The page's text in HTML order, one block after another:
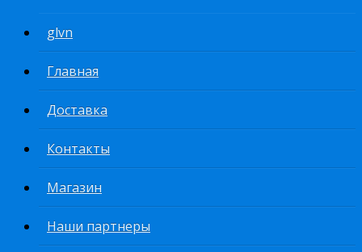
glvn
Главная
Доставка
Контакты
Магазин
Наши партнеры